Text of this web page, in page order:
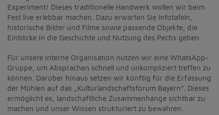
Experiment! Dieses traditionelle Handwerk wollen wir beim
Fest live erlebbar machen. Dazu erwarten Sie Infotafeln,
historische Bilder und Filme sowie passende Objekte, die
Einblicke in die Geschichte und Nutzung des Pechs geben.
Für unsere interne Organisation nutzen wir eine WhatsApp-
Gruppe, um Absprachen schnell und unkompliziert treffen zu
können. Darüber hinaus setzen wir künftig für die Erfassung
der Mühlen auf das „Kulturlandschaftsforum Bayern“. Dieses
ermöglicht es, landschaftliche Zusammenhänge sichtbar zu
machen und unser Wissen strukturiert zu bewahren.